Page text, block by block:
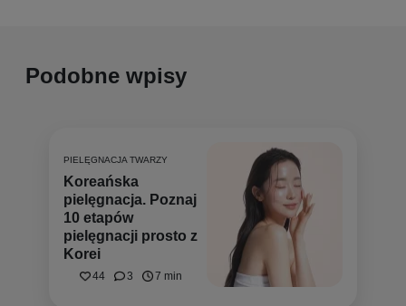
Podobne wpisy
PIELĘGNACJA TWARZY
Koreańska
pielęgnacja. Poznaj
10 etapów
pielęgnacji prosto z
Korei
44 3 7 min